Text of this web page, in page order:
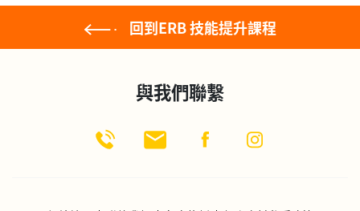
回到ERB 技能提升課程
與我們聯繫